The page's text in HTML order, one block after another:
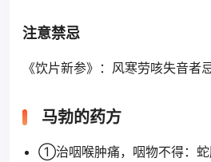
注意禁忌
《饮片新参》：风寒劳咳失音者忌
马勃的药方
①治咽喉肿痛，咽物不得：